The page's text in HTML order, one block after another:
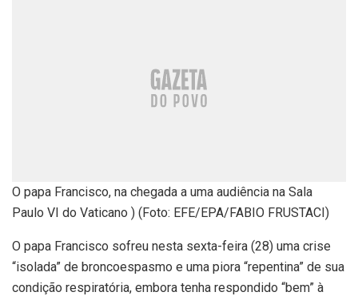
O papa Francisco, na chegada a uma audiência na Sala
Paulo VI do Vaticano ) (Foto: EFE/EPA/FABIO FRUSTACI)
O papa Francisco sofreu nesta sexta-feira (28) uma crise
“isolada” de broncoespasmo e uma piora “repentina” de sua
condição respiratória, embora tenha respondido “bem” à